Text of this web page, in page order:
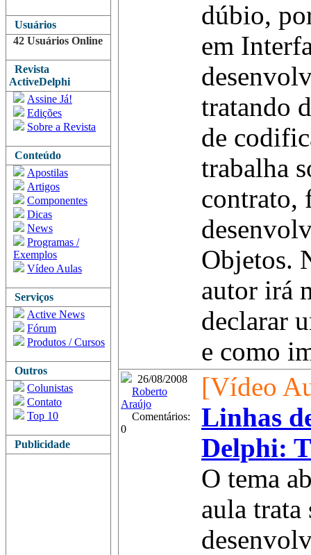
Usuários
42 Usuários Online
Revista
ActiveDelphi
Assine Já!
Edições
Sobre a Revista
Conteúdo
Apostilas
Artigos
Componentes
Dicas
News
Programas /
Exemplos
Vídeo Aulas
Serviços
Active News
Fórum
Produtos / Cursos
Outros
Colunistas
Contato
Top 10
Publicidade
dúbio,
em
tratando
de
trabalha
contrato,
Objetos.
autor irá
declarar
e como
26/08/2008
Roberto
Araújo
Comentários:
0
[Vídeo
Linhas
Delphi:
O tema
aula trata